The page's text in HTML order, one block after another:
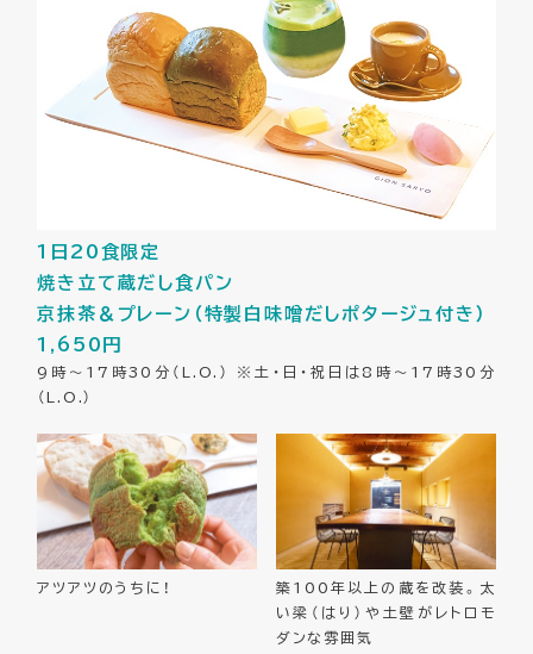
1日20食限定
焼き立て蔵だし食パン
京抹茶＆プレーン（特製白味噌だしポタージュ付き）
1,650円
9時～17時30分（L.O.） ※土・日・祝日は8時～17時30分
（L.O.）
アツアツのうちに！
築100年以上の蔵を改装。太
い梁（はり）や土壁がレトロモ
ダンな雰囲気